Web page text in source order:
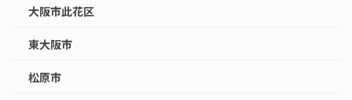
大阪市此花区
東大阪市
松原市